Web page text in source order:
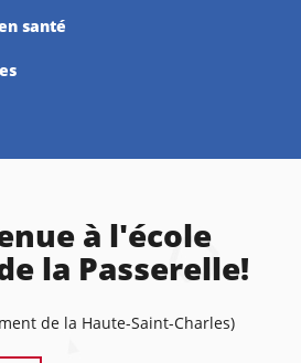
santé
à l'école
la Passerelle!
de la Haute-Saint-Charles)